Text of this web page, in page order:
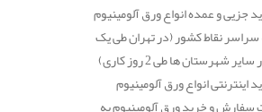
سراسر نقاط کشور (در تهران طی یک
شهرستان ها طی 2 روز کاری)
سفارش و خرید ورق آلومینیوم به